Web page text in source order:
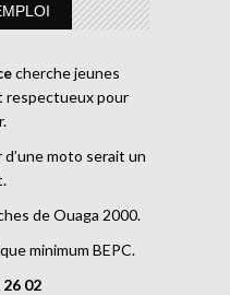
cherche jeunes
respectueux pour
moto serait un
de Ouaga 2000.
minimum BEPC.
02